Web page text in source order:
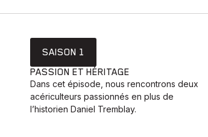
SAISON 1
PASSION ET HÉRITAGE
Dans cet épisode, nous rencontrons deux
acériculteurs passionnés en plus de
l’historien Daniel Tremblay.